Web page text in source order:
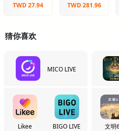
TWD 27.94
TWD 281.96
猜你喜欢
MICO LIVE
Likee BIGO LIVE 文明